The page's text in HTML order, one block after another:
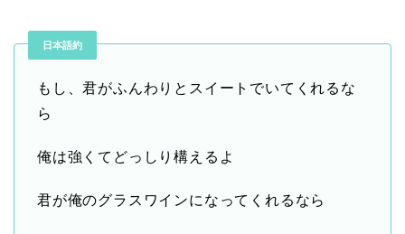
日本語約
もし、君がふんわりとスイートでいてくれるな
ら
俺は強くてどっしり構えるよ
君が俺のグラスワインになってくれるなら